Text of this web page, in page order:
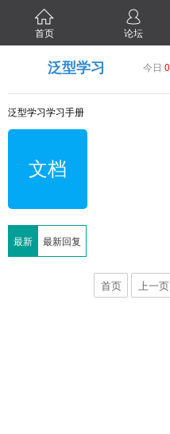
首页 论坛
泛型学习 今日 0
泛型学习学习手册
文档
最新 最新回复
首页 上一页